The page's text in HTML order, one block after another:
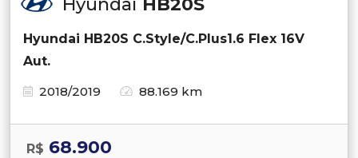
Hyundai HB20S C.Style/C.Plus1.6 Flex 16V
Aut.
2018/2019
88.169 km
R$ 68.900